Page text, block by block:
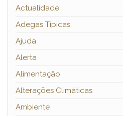
Actualidade
Adegas Típicas
Ajuda
Alerta
Alimentação
Alterações Climáticas
Ambiente